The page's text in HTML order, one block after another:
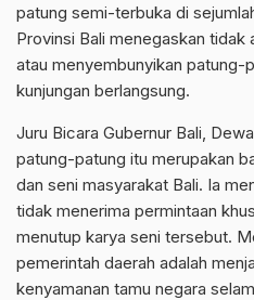
patung semi-terbuka di
Provinsi Bali menegaskan tidak
atau menyembunyikan patung-
kunjungan berlangsung.
Juru Bicara Gubernur Bali,
patung-patung itu merupakan
dan seni masyarakat Bali. Ia
tidak menerima permintaan
menutup karya seni tersebut.
pemerintah daerah adalah
kenyamanan tamu negara